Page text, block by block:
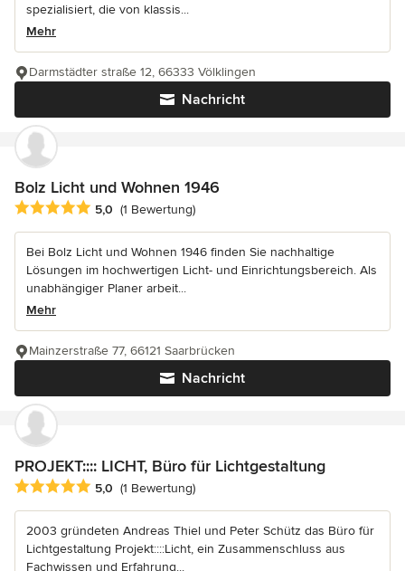
spezialisiert, die von klassis...
Mehr
Nachricht
Darmstädter straße 12, 66333 Völklingen
Bolz Licht und Wohnen 1946
Durchschnittliche Bewertung: 5 von 5 Sternen
5,0 (1 Bewertung)
Bei Bolz Licht und Wohnen 1946 finden Sie nachhaltige
Lösungen im hochwertigen Licht- und Einrichtungsbereich. Als
unabhängiger Planer arbeit...
Mehr
Nachricht
Mainzerstraße 77, 66121 Saarbrücken
PROJEKT:::: LICHT, Büro für Lichtgestaltung
Durchschnittliche Bewertung: 5 von 5 Sternen
5,0 (1 Bewertung)
2003 gründeten Andreas Thiel und Peter Schütz das Büro für
Lichtgestaltung Projekt::::Licht, ein Zusammenschluss aus
Fachwissen und Erfahrung...